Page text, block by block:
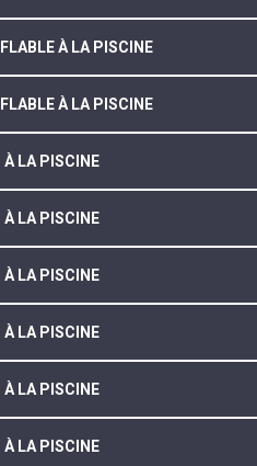
À LA PISCINE
À LA PISCINE
À LA PISCINE
À LA PISCINE
À LA PISCINE
À LA PISCINE
À LA PISCINE
À LA PISCINE